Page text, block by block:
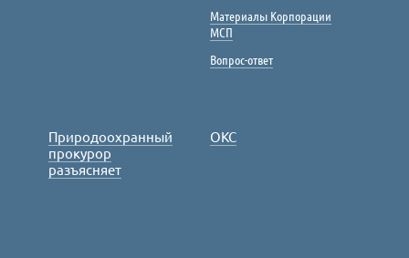
Материалы Корпорации
МСП
Вопрос-ответ
Природоохранный
прокурор
разъясняет
ОКС